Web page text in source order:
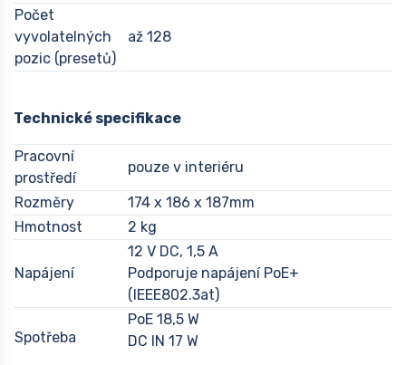
Počet
vyvolatelných
pozic (presetů)
až 128
Technické specifikace
Pracovní
prostředí
pouze v interiéru
Rozměry
174 x 186 x 187mm
Hmotnost
2 kg
Napájení
12 V DC, 1,5 A
Podporuje napájení PoE+
(IEEE802.3at)
Spotřeba
PoE 18,5 W
DC IN 17 W